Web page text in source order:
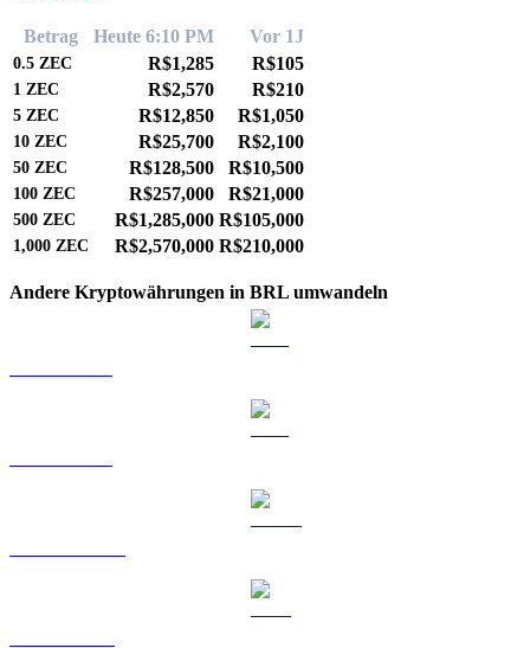
Betrag Heute 6:10 PM Vor 1J
0.5 ZEC R$1,285 R$105
1 ZEC R$2,570 R$210
5 ZEC R$12,850 R$1,050
10 ZEC R$25,700 R$2,100
50 ZEC R$128,500 R$10,500
100 ZEC R$257,000 R$21,000
500 ZEC R$1,285,000 R$105,000
1,000 ZEC R$2,570,000 R$210,000
Andere Kryptowährungen in BRL umwandeln